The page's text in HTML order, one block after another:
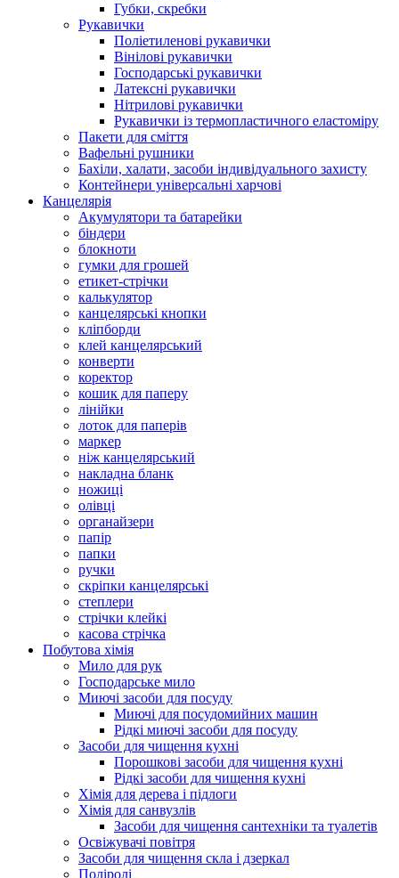
Губки, скребки
Рукавички
Поліетиленові рукавички
Вінілові рукавички
Господарські рукавички
Латексні рукавички
Нітрилові рукавички
Рукавички із термопластичного еластоміру
Пакети для сміття
Вафельні рушники
Бахіли, халати, засоби індивідуального захисту
Контейнери універсальні харчові
Канцелярія
Акумулятори та батарейки
біндери
блокноти
гумки для грошей
етикет-стрічки
калькулятор
канцелярські кнопки
кліпборди
клей канцелярський
конверти
коректор
кошик для паперу
лінійки
лоток для паперів
маркер
ніж канцелярський
накладна бланк
ножиці
олівці
органайзери
папір
папки
ручки
скріпки канцелярські
степлери
стрічки клейкі
касова стрічка
Побутова хімія
Мило для рук
Господарське мило
Миючі засоби для посуду
Миючі для посудомийних машин
Рідкі миючі засоби для посуду
Засоби для чищення кухні
Порошкові засоби для чищення кухні
Рідкі засоби для чищення кухні
Хімія для дерева і підлоги
Хімія для санвузлів
Засоби для чищення сантехніки та туалетів
Освіжувачі повітря
Засоби для чищення скла і дзеркал
Поліролі